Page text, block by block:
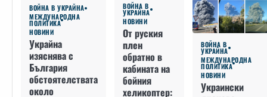
ВОЙНА В УКРАЙНА
МЕЖДУНАРОДНА
ПОЛИТИКА
НОВИНИ
Украйна
изяснява с
България
обстоятелствата
около
ВОЙНА В
УКРАЙНА
НОВИНИ
От руския
плен
обратно в
кабината на
бойния
хеликоптер:
ВОЙНА В
УКРАЙНА
МЕЖДУНАРОДНА
ПОЛИТИКА
НОВИНИ
Украински